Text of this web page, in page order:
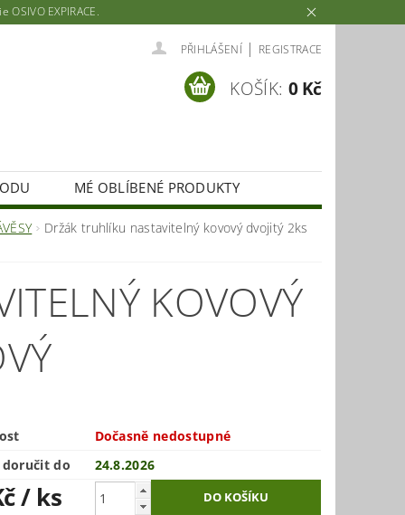
EXPIRACE.
PŘIHLÁŠENÍ | REGISTRACE
KOŠÍK: 0 Kč
MÉ OBLÍBENÉ PRODUKTY
Držák truhlíku nastavitelný kovový dvojitý 2ks
KOVOVÝ
Dočasně nedostupné
doručit do
24.8.2026
/ ks